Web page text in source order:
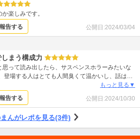
楽しみです。
報告する 公開日:2024/03/04
まう構成力
って読み出したら、サスペンスホラーみたいな
登場する人はとても人間臭くて温かいし、話はと
立てが秀逸でめちゃくちゃ面白い！ うまく説
て、不思議な世界に引き込まれてください
もっと見る▼
報告する 公開日:2024/10/30
んがレポを見る(3件)